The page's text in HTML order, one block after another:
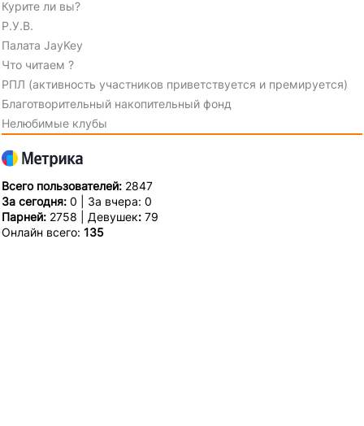
Курите ли вы?
Р.У.В.
Палата JayKey
Что читаем ?
РПЛ (активность участников приветствуется и премируется)
Благотворительный накопительный фонд
Нелюбимые клубы
Всего пользователей: 2847
За сегодня: 0 | За вчера: 0
Парней: 2758 | Девушек: 79
Онлайн всего: 135